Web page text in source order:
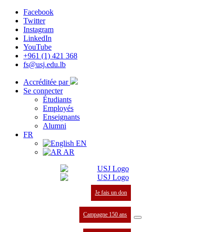
Facebook
Twitter
Instagram
LinkedIn
YouTube
+961 (1) 421 368
fs@usj.edu.lb
Accréditée par
Se connecter
Étudiants
Employés
Enseignants
Alumni
FR
EN
AR
Je fais un don
Campagne 150 ans